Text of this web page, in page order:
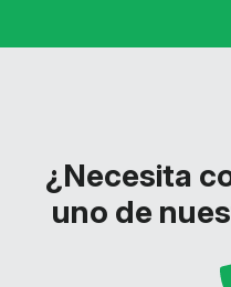
¿Necesita
uno de